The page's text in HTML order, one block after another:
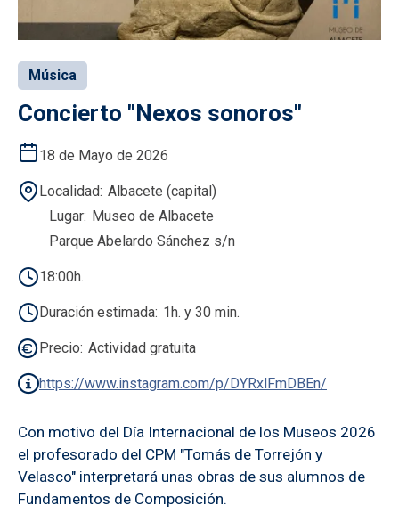
Música
Concierto "Nexos sonoros"
18 de Mayo de 2026
Localidad Albacete (capital)
Lugar Museo de Albacete
Parque Abelardo Sánchez s/n
18:00h.
Duración estimada 1h. y 30 min.
Precio Actividad gratuita
https://www.instagram.com/p/DYRxlFmDBEn/
Con motivo del Día Internacional de los Museos 2026
el profesorado del CPM "Tomás de Torrejón y
Velasco" interpretará unas obras de sus alumnos de
Fundamentos de Composición.